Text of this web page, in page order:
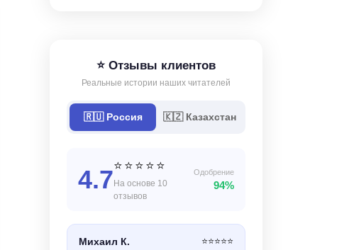
⭐ Отзывы клиентов
Реальные истории наших читателей
🇷🇺 Россия 🇰🇿 Казахстан
4.7⭐⭐⭐⭐⭐
На основе 10
отзывов
Одобрение
94%
Михаил К. ⭐⭐⭐⭐⭐